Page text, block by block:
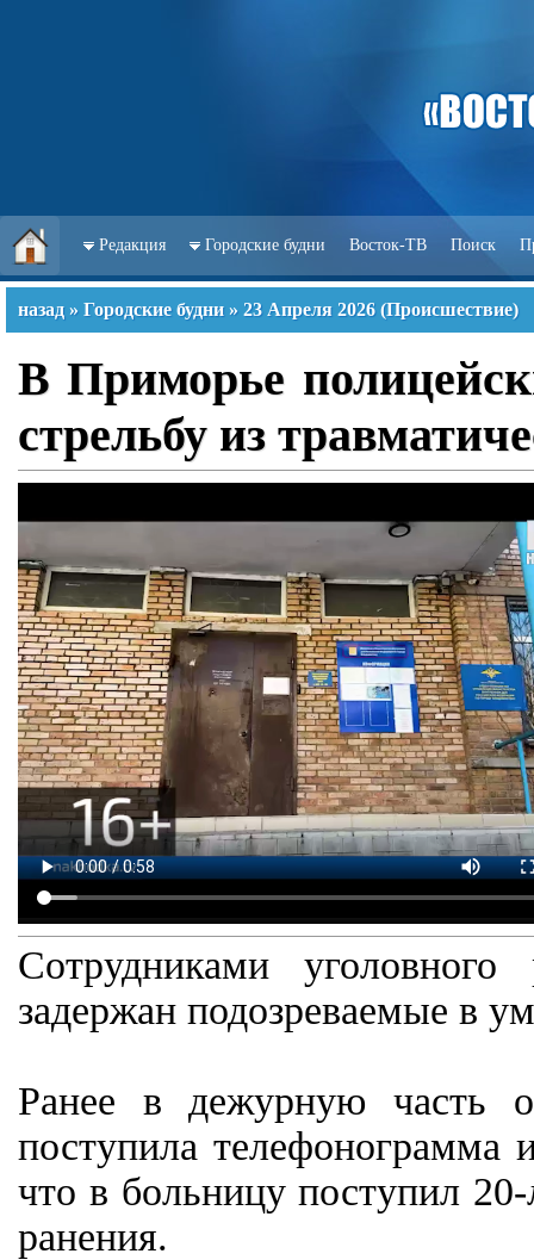
Редакция Городские будни Восток-ТВ Поиск
назад » Городские будни » 23 Апреля 2026 (Происшествие)
В Приморье
стрельбу из
Сотрудниками
задержан подозреваемые в
Ранее в дежурную часть
поступила
что в больницу поступил
ранения.